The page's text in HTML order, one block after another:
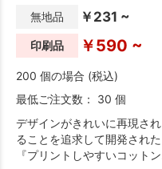
無地品 ￥231 ~
印刷品 ￥590 ~
200 個の場合 (税込)
最低ご注文数： 30 個
デザインがきれいに再現され
ることを追求して開発された
『プリントしやすいコットン